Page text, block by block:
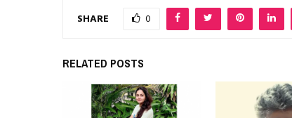
SHARE 0
RELATED POSTS